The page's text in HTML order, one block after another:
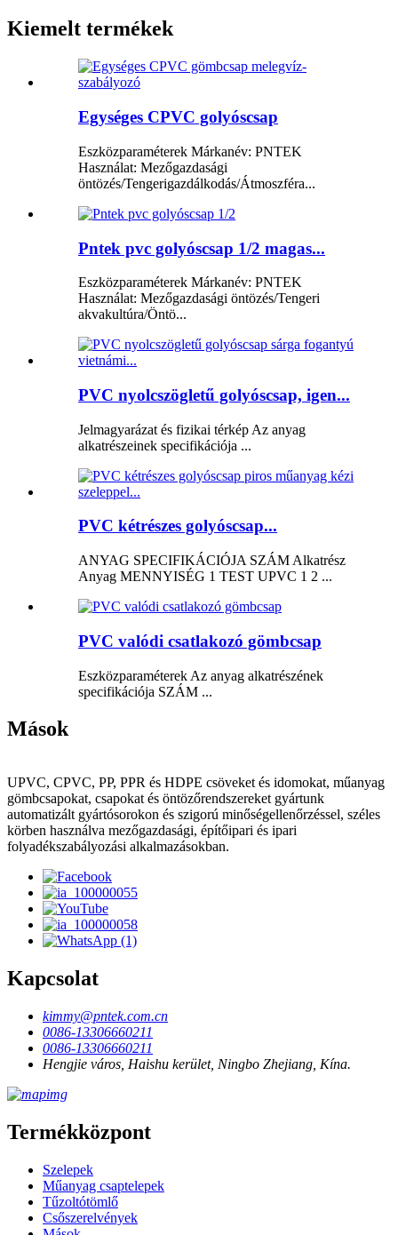
Kiemelt termékek
Egységes CPVC golyóscsap
Eszközparaméterek Márkanév: PNTEK
Használat: Mezőgazdasági
öntözés/Tengerigazdálkodás/Átmoszféra...
Pntek pvc golyóscsap 1/2 magas...
Eszközparaméterek Márkanév: PNTEK
Használat: Mezőgazdasági öntözés/Tengeri
akvakultúra/Öntö...
PVC nyolcszögletű golyóscsap, igen...
Jelmagyarázat és fizikai térkép Az anyag
alkatrészeinek specifikációja ...
PVC kétrészes golyóscsap...
ANYAG SPECIFIKÁCIÓJA SZÁM Alkatrész
Anyag MENNYISÉG 1 TEST UPVC 1 2 ...
PVC valódi csatlakozó gömbcsap
Eszközparaméterek Az anyag alkatrészének
specifikációja SZÁM ...
Mások
UPVC, CPVC, PP, PPR és HDPE csöveket és idomokat, műanyag
gömbcsapokat, csapokat és öntözőrendszereket gyártunk
automatizált gyártósorokon és szigorú minőségellenőrzéssel, széles
körben használva mezőgazdasági, építőipari és ipari
folyadékszabályozási alkalmazásokban.
Kapcsolat
kimmy@pntek.com.cn
0086-13306660211
0086-13306660211
Hengjie város, Haishu kerület, Ningbo Zhejiang, Kína.
Termékközpont
Szelepek
Műanyag csaptelepek
Tűzoltótömlő
Csőszerelvények